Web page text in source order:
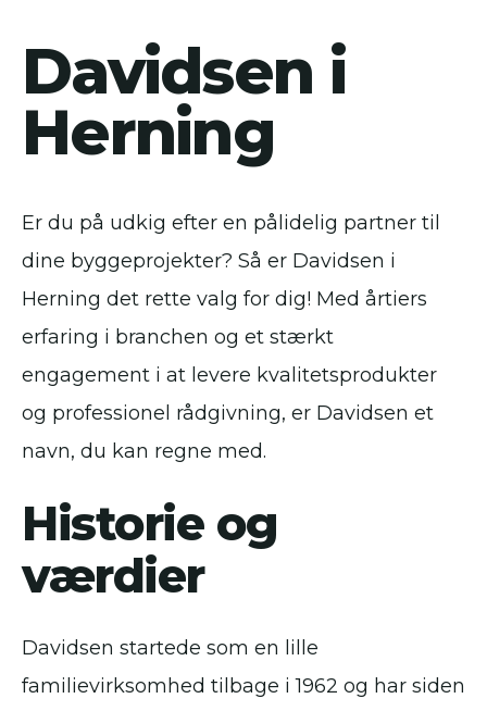
Davidsen i
Herning
Er du på udkig efter en pålidelig partner til
dine byggeprojekter? Så er Davidsen i
Herning det rette valg for dig! Med årtiers
erfaring i branchen og et stærkt
engagement i at levere kvalitetsprodukter
og professionel rådgivning, er Davidsen et
navn, du kan regne med.
Historie og
værdier
Davidsen startede som en lille
familievirksomhed tilbage i 1962 og har siden